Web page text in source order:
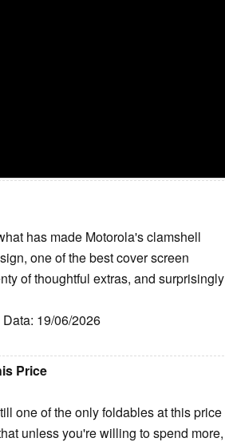
has made Motorola's clamshell
one of the best cover screen
of thoughtful extras, and surprisingly
19/06/2026
Price
one of the only foldables at this price
unless you're willing to spend more,